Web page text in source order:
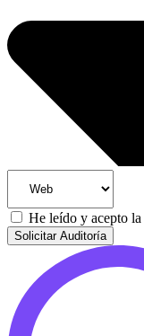
He leído y acepto la
Solicitar Auditoría